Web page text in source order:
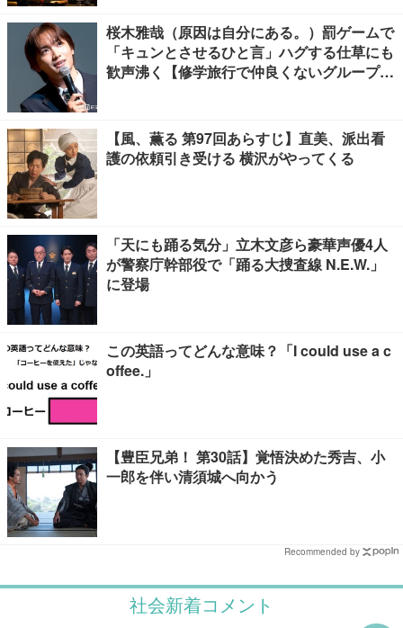
桜木雅哉（原因は自分にある。）罰ゲームで
「キュンとさせるひと言」ハグする仕草にも
歓声沸く【修学旅行で仲良くないグループに
【風、薫る 第97回あらすじ】直美、派出看
護の依頼引き受ける 横沢がやってくる
「天にも踊る気分」立木文彦ら豪華声優4人
が警察庁幹部役で「踊る大捜査線 N.E.W.」
に登場
この英語ってどんな意味？「I could use a c
offee.」
【豊臣兄弟！ 第30話】覚悟決めた秀吉、小
一郎を伴い清須城へ向かう
Recommended by